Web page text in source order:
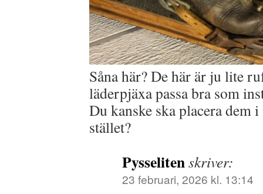
Såna här? De här är ju lite
läderpjäxa passa bra som
Du kanske ska placera dem
stället?
Pysselitenskriver:
23 februari, 2026 kl. 13:14